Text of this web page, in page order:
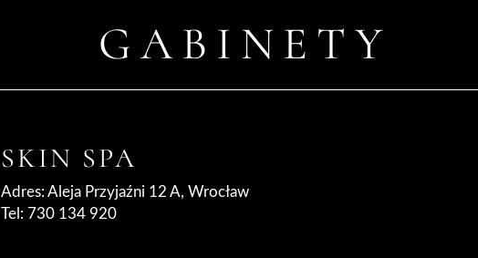
GABINETY
SKIN SPA
Adres: Aleja Przyjaźni 12 A, Wrocław
Tel: 730 134 920